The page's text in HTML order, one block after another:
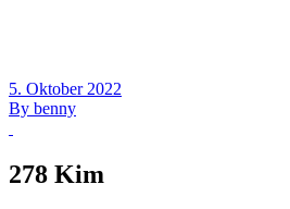
5. Oktober 2022
By benny
278 Kim